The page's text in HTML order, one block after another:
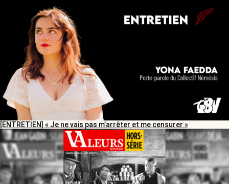
[ENTRETIEN] « Je ne vais pas m’arrêter et me censurer »